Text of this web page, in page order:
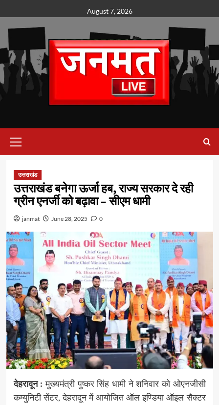
to
content
August 7, 2026
Menu
उत्तराखंड
उत्तराखंड बनेगा ऊर्जा हब, राज्य सरकार दे रही
ग्रीन एनर्जी को बढ़ावा – सीएम धामी
janmat June 28, 2025 0
देहरादून : मुख्यमंत्री पुष्कर सिंह धामी ने शनिवार को ओएनजीसी
कम्युनिटी सेंटर, देहरादून में आयोजित ऑल इण्डिया ऑइल सैक्टर